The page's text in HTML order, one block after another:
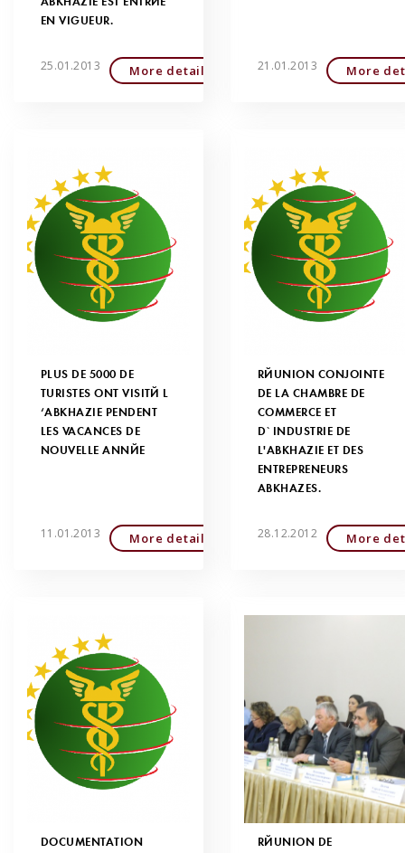
EN VIGUEUR.
25.01.2013 More detailed 21.01.2013 More
PLUS DE 5000 DE
TURISTES ONT VISITÉ L
‘ABKHAZIE PENDENT
LES VACANCES DE
NOUVELLE ANNÉE
11.01.2013 More detailed
RÉUNION CONJOINTE
DE LA CHAMBRE DE
COMMERCE ET
D`INDUSTRIE DE
L'ABKHAZIE ET DES
ENTREPRENEURS
ABKHAZES.
28.12.2012 More
DOCUMENTATION
RÉUNION DE